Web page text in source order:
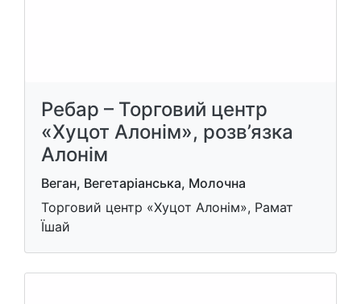
Ребар – Торговий центр
«Хуцот Алонім», розв’язка
Алонім
Веган, Вегетаріанська, Молочна
Торговий центр «Хуцот Алонім», Рамат
Їшай